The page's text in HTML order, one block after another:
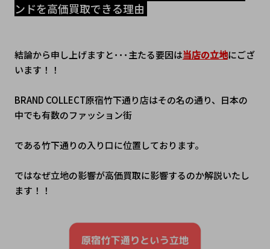
ンドを高価買取できる理由
結論から申し上げますと･･･主たる要因は当店の立地にござ
います！！
BRAND COLLECT原宿竹下通り店はその名の通り、日本の
中でも有数のファッション街
である竹下通りの入り口に位置しております。
ではなぜ立地の影響が高価買取に影響するのか解説いたし
ます！！